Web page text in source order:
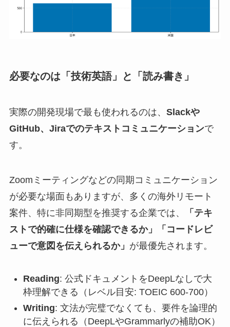
必要なのは「技術英語」と「読み書き」
実際の開発現場で最も使われるのは、 Slackや
GitHub、Jiraでのテキストコミュニケーションで
す。
Zoomミーティングなどの同期コミュニケーション
が必要な場面もありますが、多くの海外リモート
案件、特に非同期型を推奨する企業では、
「テキ
ストで的確に仕様を確認できるか」「コードレビ
ューで意図を伝えられるか」 が最優先されます。
Reading: 公式ドキュメントをDeepLなしで大
枠理解できる（レベル目安: TOEIC 600-700）
Writing: 文法が完璧でなくても、要件を論理的
に伝えられる（DeepLやGrammarlyの補助OK）